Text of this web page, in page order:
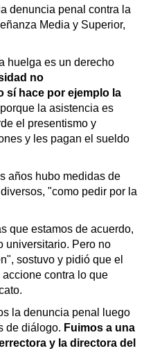
denuncia penal contra la
Media y Superior,
huelga es un derecho
no
sí hace por ejemplo la
porque la asistencia es
el presentismo y
y les pagan el sueldo
años hubo medidas de
"como pedir por la
que estamos de acuerdo,
universitario. Pero no
sostuvo y pidió que el
contra lo que
la denuncia penal luego
de diálogo. Fuimos a una
y la directora del